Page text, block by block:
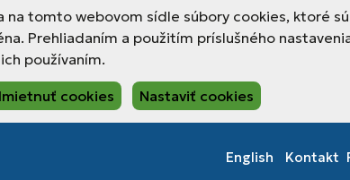
na tomto webovom sídle súbory cookies, ktoré
Prehliadaním a použitím príslušného
ich používaním.
cookies Nastaviť cookies
English Kontakt